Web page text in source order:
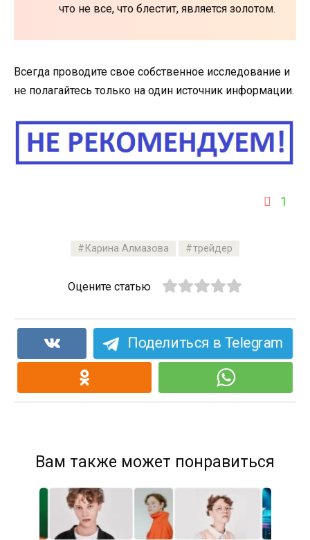
что не все, что блестит, является золотом.
Всегда проводите свое собственное исследование и
не полагайтесь только на один источник информации.
1
Карина Алмазова трейдер
Оцените статью
Поделиться в Telegram
Вам также может понравиться